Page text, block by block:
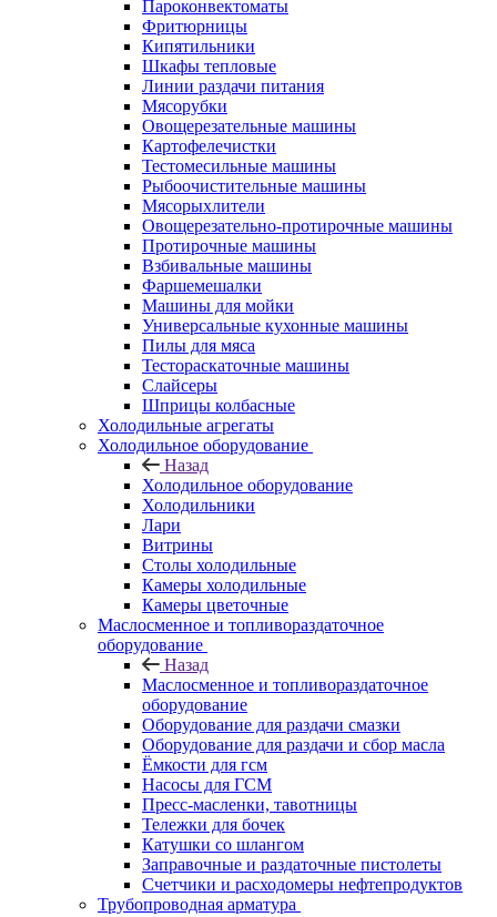
Пароконвектоматы
Фритюрницы
Кипятильники
Шкафы тепловые
Линии раздачи питания
Мясорубки
Овощерезательные машины
Картофелечистки
Тестомесильные машины
Рыбоочистительные машины
Мясорыхлители
Овощерезательно-протирочные машины
Протирочные машины
Взбивальные машины
Фаршемешалки
Машины для мойки
Универсальные кухонные машины
Пилы для мяса
Тестораскаточные машины
Слайсеры
Шприцы колбасные
Холодильные агрегаты
Холодильное оборудование
Назад
Холодильное оборудование
Холодильники
Лари
Витрины
Столы холодильные
Камеры холодильные
Камеры цветочные
Маслосменное и топливораздаточное
оборудование
Назад
Маслосменное и топливораздаточное
оборудование
Оборудование для раздачи смазки
Оборудование для раздачи и сбор масла
Ёмкости для гсм
Насосы для ГСМ
Пресс-масленки, тавотницы
Тележки для бочек
Катушки со шлангом
Заправочные и раздаточные пистолеты
Счетчики и расходомеры нефтепродуктов
Трубопроводная арматура